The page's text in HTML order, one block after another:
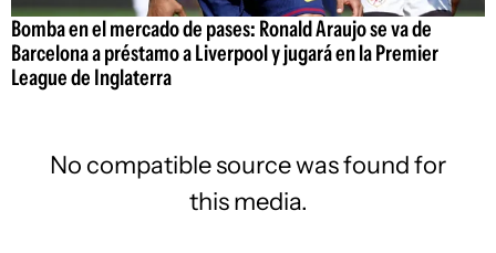
Bomba en el mercado de pases: Ronald Araujo se va de
Barcelona a préstamo a Liverpool y jugará en la Premier
League de Inglaterra
No compatible source was found for
this media.